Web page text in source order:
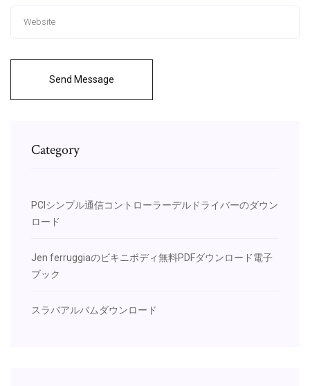
Send Message
Category
PCIシンプル通信コントローラーデルドライバーのダウン
ロード
Jen ferruggiaのビキニボディ無料PDFダウンロード電子
ブック
スラバアルバムダウンロード